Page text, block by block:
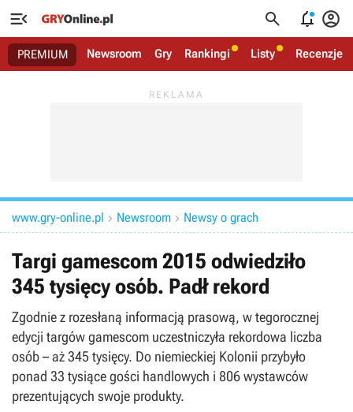
   
PREMIUM Newsroom Gry Rankingi Listy Recenzje
www.gry-online.pl  Newsroom  Newsy o grach
Targi gamescom 2015 odwiedziło
345 tysięcy osób. Padł rekord
Zgodnie z rozesłaną informacją prasową, w tegorocznej
edycji targów gamescom uczestniczyła rekordowa liczba
osób – aż 345 tysięcy. Do niemieckiej Kolonii przybyło
ponad 33 tysiące gości handlowych i 806 wystawców
prezentujących swoje produkty.